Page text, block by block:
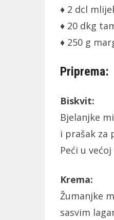
♦ 2 dcl
♦ 20 dkg
♦ 250 g
Priprema:
Biskvit:
Bjelanjke
i prašak za
Peći u
Krema:
Žumanjke
sasvim